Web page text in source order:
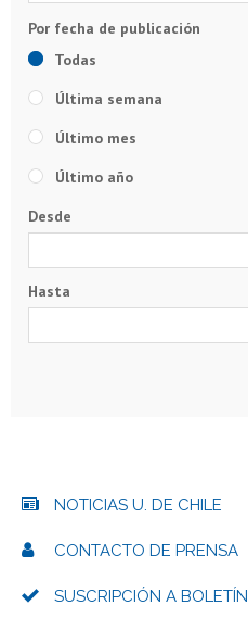
Todas
Última semana
Último mes
Último año
Desde
Hasta
NOTICIAS U. DE CHILE
CONTACTO DE PRENSA
SUSCRIPCIÓN A BOLETÍN